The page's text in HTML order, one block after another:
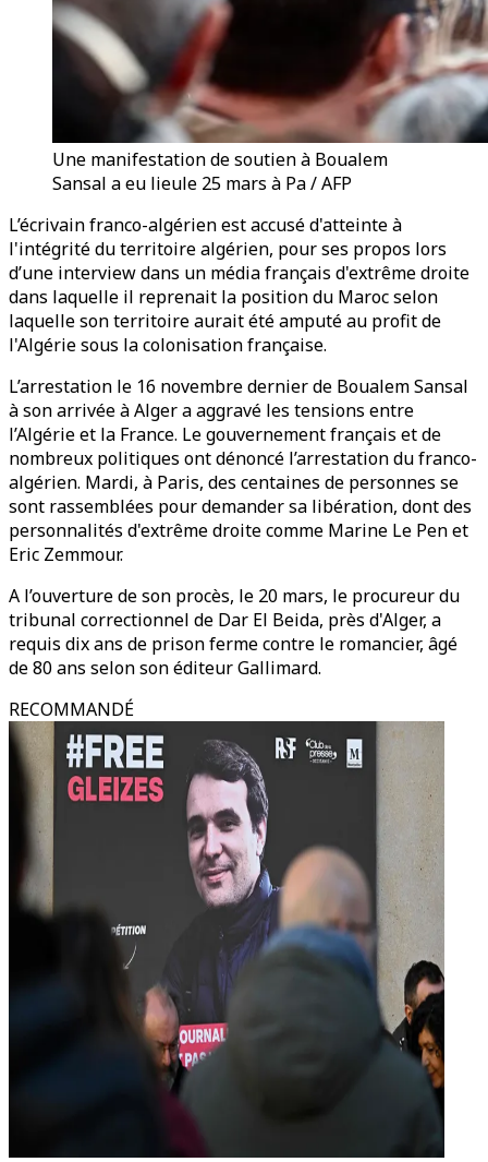
Une manifestation de soutien à Boualem
Sansal a eu lieule 25 mars à Pa / AFP
L’écrivain franco-algérien est accusé d'atteinte à
l'intégrité du territoire algérien, pour ses propos lors
d’une interview dans un média français d'extrême droite
dans laquelle il reprenait la position du Maroc selon
laquelle son territoire aurait été amputé au profit de
l'Algérie sous la colonisation française.
L’arrestation le 16 novembre dernier de Boualem Sansal
à son arrivée à Alger a aggravé les tensions entre
l’Algérie et la France. Le gouvernement français et de
nombreux politiques ont dénoncé l’arrestation du franco-
algérien. Mardi, à Paris, des centaines de personnes se
sont rassemblées pour demander sa libération, dont des
personnalités d'extrême droite comme Marine Le Pen et
Eric Zemmour.
A l’ouverture de son procès, le 20 mars, le procureur du
tribunal correctionnel de Dar El Beida, près d'Alger, a
requis dix ans de prison ferme contre le romancier, âgé
de 80 ans selon son éditeur Gallimard.
RECOMMANDÉ